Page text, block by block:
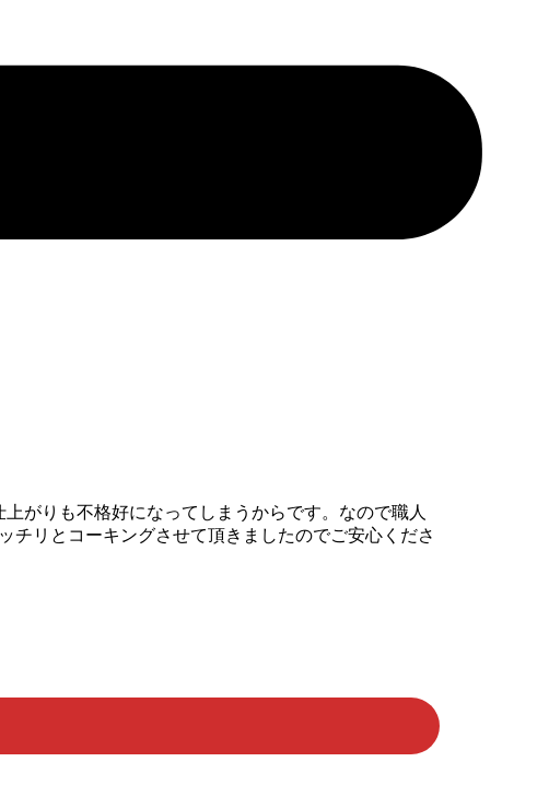
がりも不格好になってしまうからです。なので職人
チリとコーキングさせて頂きましたのでご安心くださ